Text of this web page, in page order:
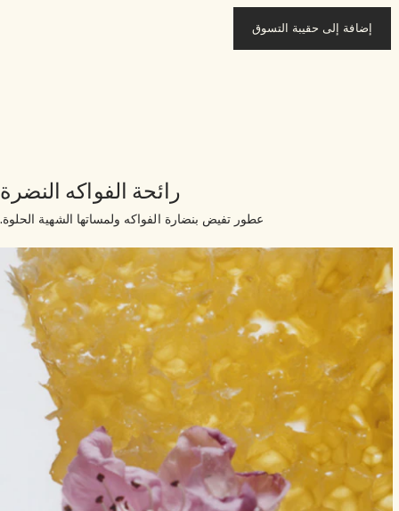
إضافة إلى حقيبة التسوق
رائحة الفواكه النضرة
عطور تفيض بنضارة الفواكه ولمساتها الشهية الحلوة.